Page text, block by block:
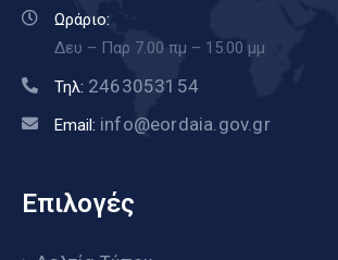
Ωράριο:
Δευ – Παρ 7.00 πμ – 15.00 μμ
Τηλ: 2463053154
Email: info@eordaia.gov.gr
Επιλογές